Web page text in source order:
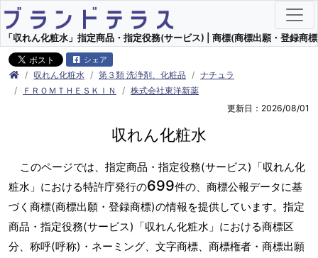
「収れん化粧水」指定商品・指定役務(サービス) | 商標(商標出願・登録商
シェア
収れん化粧水 第３類 洗浄剤、化粧品
ナチュラ
ＦＲＯＭＴＨＥＳＫＩＮ
株式会社東洋新薬
更新日：2026/08/01
収れん化粧水
このページでは、指定商品・指定役務(サービス)「収れん化
粧水」における特許庁発行の699件の、商標公報データに基
づく商標(商標出願・登録商標)の情報を提供しています。指定
商品・指定役務(サービス)「収れん化粧水」における商標区
分、称呼(呼称)・ネーミング、文字商標、商標権者・商標出願